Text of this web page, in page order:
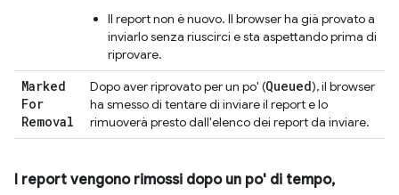
Il report non è nuovo. Il browser ha già provato a
inviarlo senza riuscirci e sta aspettando prima di
riprovare.
Marked
For
Removal
Dopo aver riprovato per un po' (Queued), il browser
ha smesso di tentare di inviare il report e lo
rimuoverà presto dall'elenco dei report da inviare.
I report vengono rimossi dopo un po' di tempo,